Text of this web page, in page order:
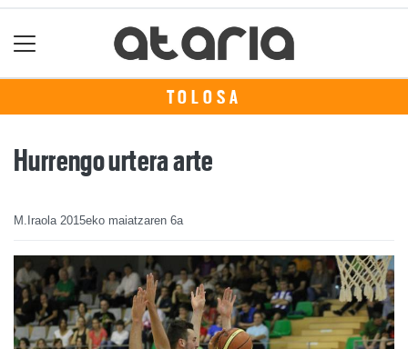
TOLOSA
Hurrengo urtera arte
M.Iraola 2015eko maiatzaren 6a